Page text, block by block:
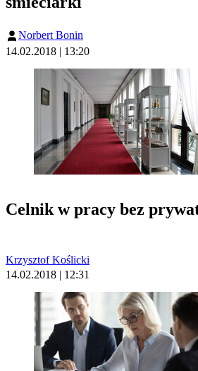
Norbert Bonin
14.02.2018 | 13:20
Celnik w pracy bez
Krzysztof Koślicki
14.02.2018 | 12:31